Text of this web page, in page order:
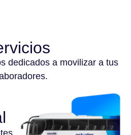
dedicados a movilizar a tus